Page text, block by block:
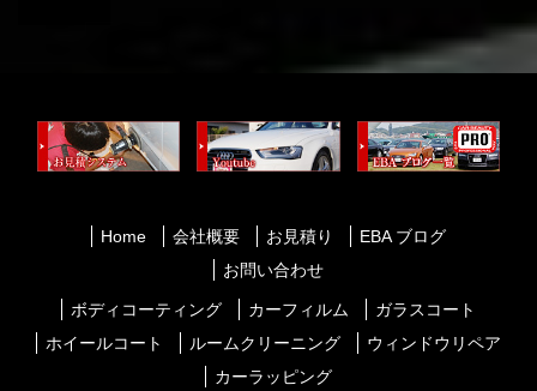
Home 会社概要 お見積り
EBA ブログ
お問い合わせ
ボディコーティング カーフィルム
ガラスコート
ホイールコート
ルームクリーニング
ウィンドウリペア
カーラッピング